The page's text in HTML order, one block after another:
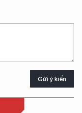
Gửi ý kiến